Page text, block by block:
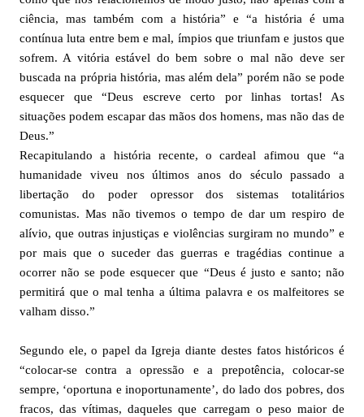
ciência, mas também com a história” e “a história é uma
contínua luta entre bem e mal, ímpios que triunfam e justos que
sofrem. A vitória estável do bem sobre o mal não deve ser
buscada na própria história, mas além dela” porém não se pode
esquecer que “Deus escreve certo por linhas tortas! As
situações podem escapar das mãos dos homens, mas não das de
Deus.”
Recapitulando a história recente, o cardeal afimou que “a
humanidade viveu nos últimos anos do século passado a
libertação do poder opressor dos sistemas totalitários
comunistas. Mas não tivemos o tempo de dar um respiro de
alívio, que outras injustiças e violências surgiram no mundo” e
por mais que o suceder das guerras e tragédias continue a
ocorrer não se pode esquecer que “Deus é justo e santo; não
permitirá que o mal tenha a última palavra e os malfeitores se
valham disso.”
Segundo ele, o papel da Igreja diante destes fatos históricos é
“colocar-se contra a opressão e a prepotência, colocar-se
sempre, ‘oportuna e inoportunamente’, do lado dos pobres, dos
fracos, das vítimas, daqueles que carregam o peso maior de